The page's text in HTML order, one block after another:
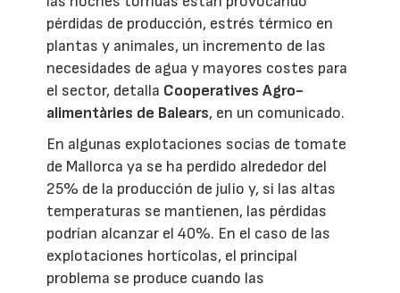
pérdidas de producción, estrés térmico en
plantas y animales, un incremento de las
necesidades de agua y mayores costes para
el sector, detalla Cooperatives Agro-
alimentàries de Balears, en un comunicado.
En algunas explotaciones socias de tomate
de Mallorca ya se ha perdido alrededor del
25% de la producción de julio y, si las altas
temperaturas se mantienen, las pérdidas
podrían alcanzar el 40%. En el caso de las
explotaciones hortícolas, el principal
problema se produce cuando las